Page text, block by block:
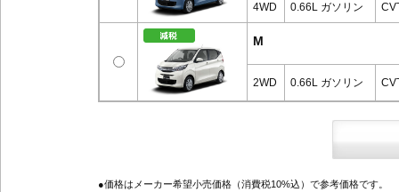
4WD 0.66L ガソリン
M
2WD 0.66L ガソリン
●価格はメーカー希望小売価格（消費税10%込）で参考価格です。